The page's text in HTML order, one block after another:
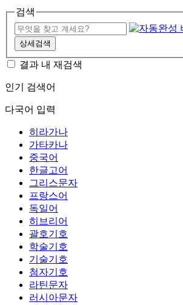
검색
상세검색
결과 내 재검색
인기 검색어
다국어 입력
히라가나
가타카나
중국어
한글고어
그리스문자
프랑스어
독일어
히브리어
괄호기호
학술기호
기술기호
첨자기호
라틴문자
러시아문자